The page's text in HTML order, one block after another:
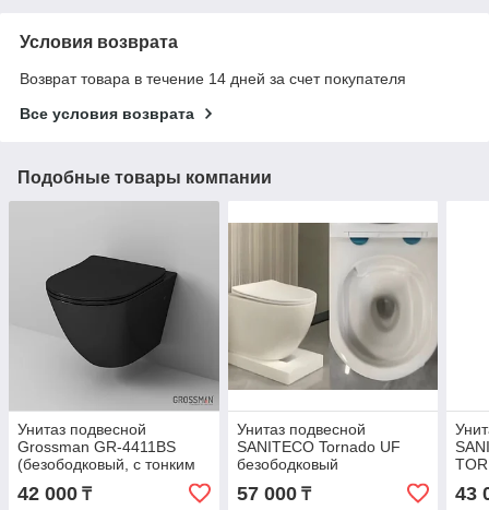
Условия возврата
Возврат товара в течение 14 дней за счет покупателя
Все условия возврата
Подобные товары компании
Унитаз подвесной
Grossman GR-4411BS
(безободковый, с тонким
сиденьем) (черный)
42 000 ₸
Унитаз подвесной
SANITECO Tornado UF
безободковый
530х360х360 мм (M213-
BIG)
57 000₸ 43